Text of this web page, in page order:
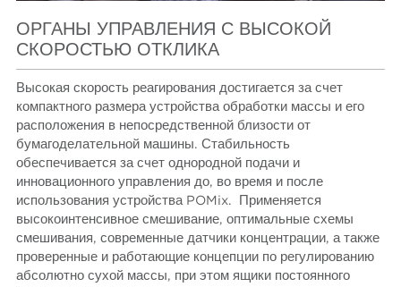
ОРГАНЫ УПРАВЛЕНИЯ С ВЫСОКОЙ
СКОРОСТЬЮ ОТКЛИКА
Высокая скорость реагирования достигается за счет
компактного размера устройства обработки массы и его
расположения в непосредственной близости от
бумагоделательной машины. Стабильность
обеспечивается за счет однородной подачи и
инновационного управления до, во время и после
использования устройства POMix. Применяется
высокоинтенсивное смешивание, оптимальные схемы
смешивания, современные датчики концентрации, а также
проверенные и работающие концепции по регулированию
абсолютно сухой массы, при этом ящики постоянного